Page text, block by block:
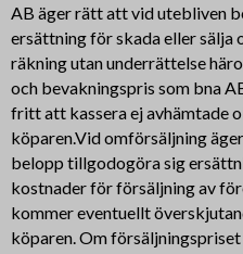
AB äger rätt att vid utebliven
ersättning för skada eller sälja
räkning utan underrättelse
och bevakningspris som bna
fritt att kassera ej avhämtade
köparen.Vid omförsäljning
belopp tillgodogöra sig
kostnader för försäljning av
kommer eventuellt
köparen. Om